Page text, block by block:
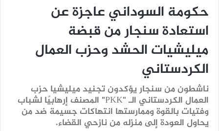
حكومة السوداني عاجزة عن
استعادة سنجار من قبضة
ميليشيات الحشد وحزب العمال
الكردستاني
ناشطون من سنجار يؤكدون تجنيد ميليشيا حزب
العمال الكردستاني الـ "PKK" المصنف إرهابيًا لشباب
وفتيات بالقوة وممارستها انتهاكات جسيمة ضد من
يحاول العودة إلى منزله من نازحي القضاء.